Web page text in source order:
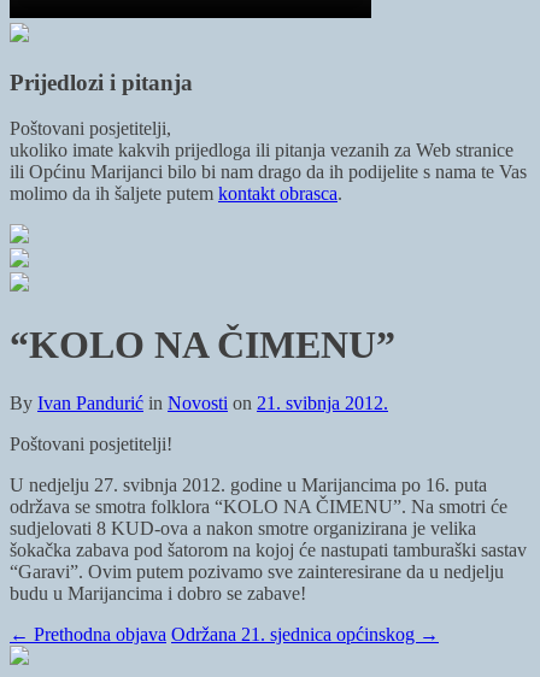
Prijedlozi i pitanja
Poštovani posjetitelji,
ukoliko imate kakvih prijedloga ili pitanja vezanih za Web stranice
ili Općinu Marijanci bilo bi nam drago da ih podijelite s nama te Vas
molimo da ih šaljete putem kontakt obrasca.
“KOLO NA ČIMENU”
By Ivan Pandurić in Novosti on 21. svibnja 2012.
Poštovani posjetitelji!
U nedjelju 27. svibnja 2012. godine u Marijancima po 16. puta
održava se smotra folklora “KOLO NA ČIMENU”. Na smotri će
sudjelovati 8 KUD-ova a nakon smotre organizirana je velika
šokačka zabava pod šatorom na kojoj će nastupati tamburaški sastav
“Garavi”. Ovim putem pozivamo sve zainteresirane da u nedjelju
budu u Marijancima i dobro se zabave!
← Prethodna objava Održana 21. sjednica općinskog →